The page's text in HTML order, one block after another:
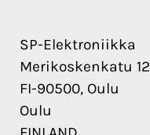
SP-Elektroniikka
Merikoskenkatu 12
FI-90500, Oulu
Oulu